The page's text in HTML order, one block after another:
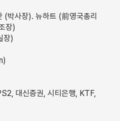
(박사장). 뉴하트 (前영국총리
장)
장)
대신증권, 시티은행, KTF,